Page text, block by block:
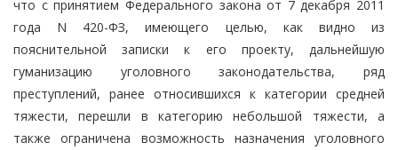
что с принятием Федерального закона от 7 декабря 2011
года N 420-ФЗ, имеющего целью, как видно из
пояснительной записки к его проекту, дальнейшую
гуманизацию уголовного законодательства, ряд
преступлений, ранее относившихся к категории средней
тяжести, перешли в категорию небольшой тяжести, а
также ограничена возможность назначения уголовного